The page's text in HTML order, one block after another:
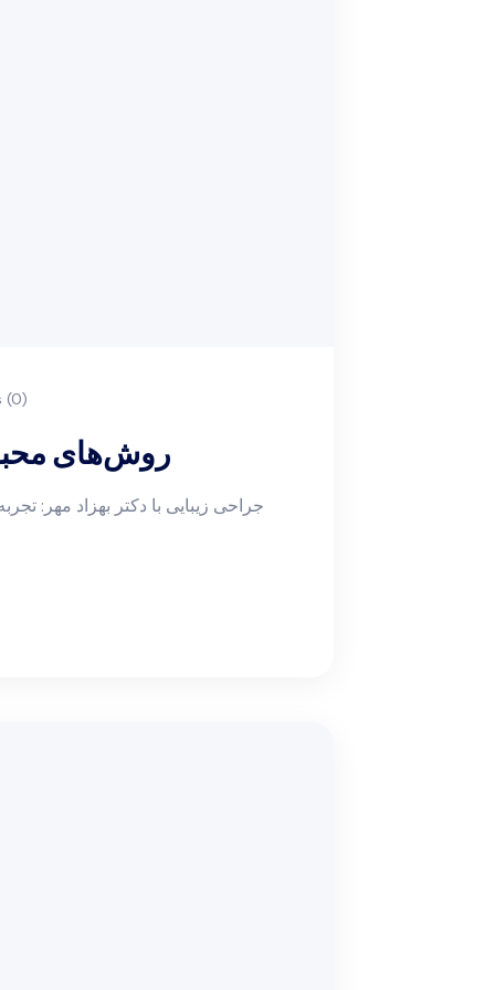
(0)
روش‌های
جراحی زیبایی با دکتر بهزاد مهر: